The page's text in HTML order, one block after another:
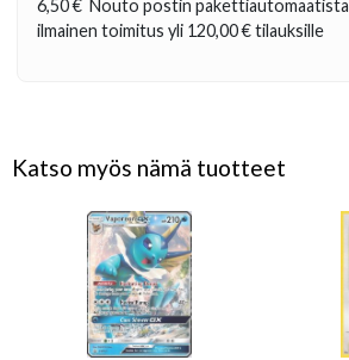
6,50 € Nouto postin pakettiautomaatista
ilmainen toimitus yli 120,00 €tilauksille
Katso myös nämä tuotteet